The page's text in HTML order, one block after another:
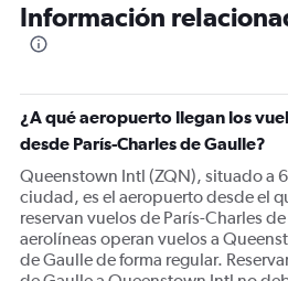
Información
¿A qué aeropuerto llegan los
desde París-Charles de Gaulle?
Queenstown Intl (ZQN), situado a
ciudad, es el aeropuerto desde el
reservan vuelos de París-Charles
aerolíneas operan vuelos a
de Gaulle de forma regular.